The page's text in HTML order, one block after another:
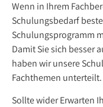
Wenn in Ihrem
Schulungsbedarf
Schulungsprogramm
Damit Sie sich besser
haben wir unsere
Fachthemen unterteilt.
Sollte wider Erwarten